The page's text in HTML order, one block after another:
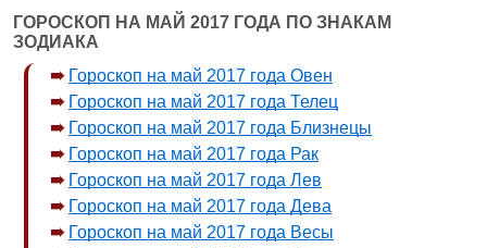
ГОРОСКОП НА МАЙ 2017 ГОДА ПО ЗНАКАМ
ЗОДИАКА
Гороскоп на май 2017 года Овен
Гороскоп на май 2017 года Телец
Гороскоп на май 2017 года Близнецы
Гороскоп на май 2017 года Рак
Гороскоп на май 2017 года Лев
Гороскоп на май 2017 года Дева
Гороскоп на май 2017 года Весы